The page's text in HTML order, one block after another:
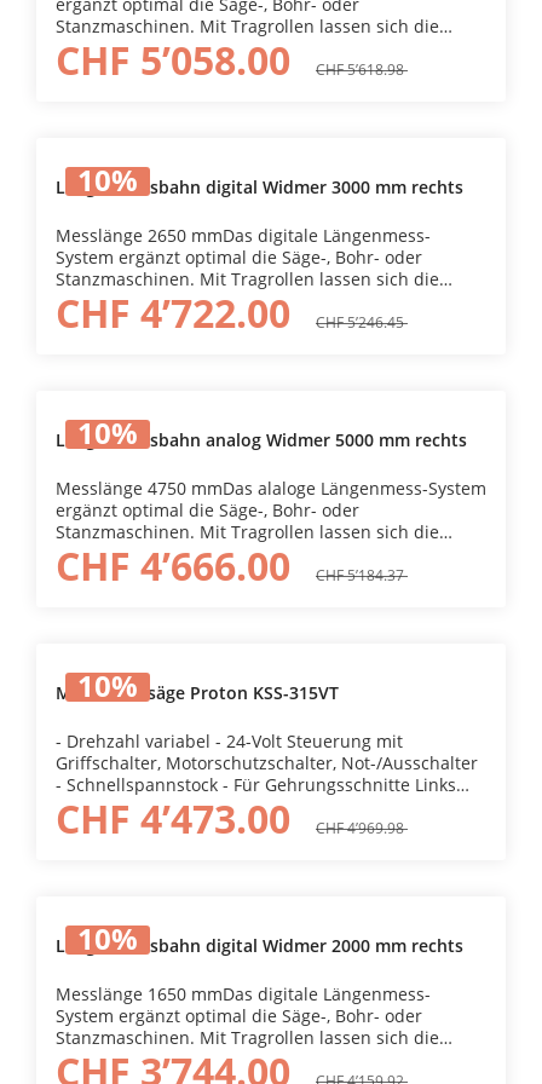
Stanzmaschinen. Mit Tragrollen lassen sich die
Werkstücke leicht positionieren. Mit dem Anbau
eines Längenmess-Systems kann die Werkstücklänge
CHF 5’058.00 CHF 5’618.98
10%
Längenmessbahn digital Widmer 3000 mm rechts
Messlänge 2650 mmDas digitale Längenmess-
System ergänzt optimal die Säge-, Bohr- oder
Stanzmaschinen. Mit Tragrollen lassen sich die
Werkstücke leicht positionieren. Mit dem Anbau
eines Längenmess-Systems kann die Werkstücklänge
fixiert.
CHF 4’722.00 CHF 5’246.45
10%
Längenmessbahn analog Widmer 5000 mm rechts
Messlänge 4750 mmDas alaloge Längenmess-System
ergänzt optimal die Säge-, Bohr- oder
Stanzmaschinen. Mit Tragrollen lassen sich die
Werkstücke leicht positionieren. Mit dem Anbau
eines Längenmess-Systems kann die Werkstücklänge
CHF 4’666.00 CHF 5’184.37
10%
Metallkreissäge Proton KSS-315VT
- Drehzahl variabel - 24-Volt Steuerung mit
Griffschalter, Motorschutzschalter, Not-/Ausschalter
- Schnellspannstock - Für Gehrungsschnitte Links
und Rechts - Integriertes Kühlmittelsystem schmiert
und kühlt die Bearbeitungswerkzeug für eine lange
120947
CHF 4’473.00 CHF 4’969.98
10%
Längenmessbahn digital Widmer 2000 mm rechts
Messlänge 1650 mmDas digitale Längenmess-
System ergänzt optimal die Säge-, Bohr- oder
Stanzmaschinen. Mit Tragrollen lassen sich die
Werkstücke leicht positionieren. Mit dem Anbau
CHF 3’744.00